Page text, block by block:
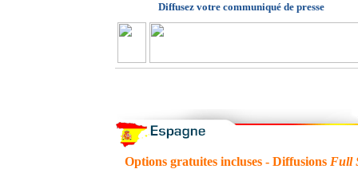
Diffusez votre communiqué de presse
Options gratuites incluses - Diffusions Full